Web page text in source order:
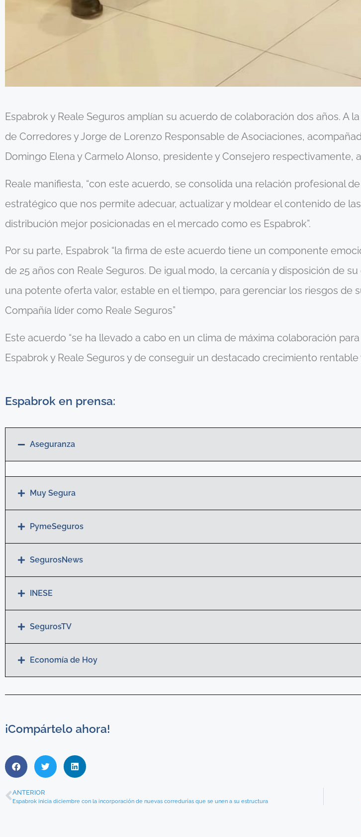
Espabrok y Reale Seguros amplían su acuerdo de colaboración dos años. A
de Corredores y Jorge de Lorenzo Responsable de Asociaciones,
Domingo Elena y Carmelo Alonso, presidente y Consejero respectivamente,
Reale manifiesta, “con este acuerdo, se consolida una relación profesional
estratégico que nos permite adecuar, actualizar y moldear el contenido de
distribución mejor posicionadas en el mercado como es Espabrok”.
Por su parte, Espabrok “la firma de este acuerdo tiene un componente
de 25 años con Reale Seguros. De igual modo, la cercanía y disposición de
una potente oferta valor, estable en el tiempo, para gerenciar los riesgos
Compañía líder como Reale Seguros”
Este acuerdo “se ha llevado a cabo en un clima de máxima colaboración
Espabrok y Reale Seguros y de conseguir un destacado crecimiento
Espabrok en prensa:
Aseguranza
Muy Segura
PymeSeguros
SegurosNews
INESE
SegurosTV
Economía de Hoy
¡Compártelo ahora!
ANTERIOR
Espabrok inicia diciembre con la incorporación de nuevas corredurías que se unen a su estructura